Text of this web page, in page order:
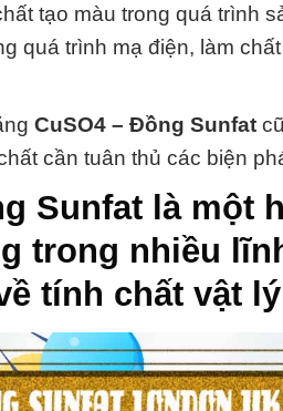
tạo màu trong quá trình
quá trình mạ điện, làm
CuSO4 – Đồng Sunfat
cần tuân thủ các biện
Sunfat là một
trong nhiều
tính chất vật